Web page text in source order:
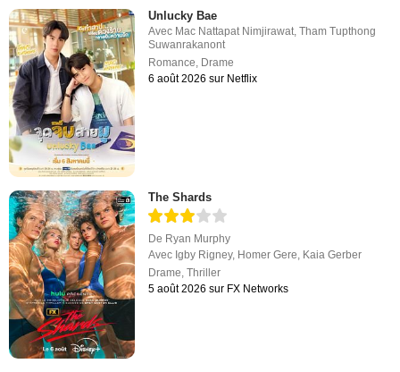
Unlucky Bae
Avec Mac Nattapat Nimjirawat ,Tham Tupthong
Suwanrakanont
Romance Drame
6 août 2026 sur Netflix
The Shards
De Ryan Murphy
Avec Igby Rigney, Homer Gere, Kaia Gerber
Drame,Thriller
5 août 2026 sur FX Networks